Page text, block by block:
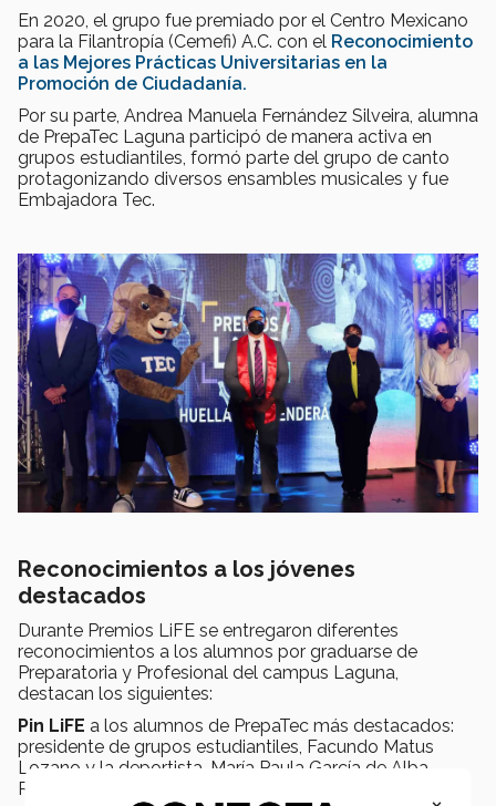
En 2020, el grupo fue premiado por el Centro Mexicano
para la Filantropía (Cemefi) A.C. con el Reconocimiento
a las Mejores Prácticas Universitarias en la
Promoción de Ciudadanía.
Por su parte, Andrea Manuela Fernández Silveira, alumna
de PrepaTec Laguna participó de manera activa en
grupos estudiantiles, formó parte del grupo de canto
protagonizando diversos ensambles musicales y fue
Embajadora Tec.
Reconocimientos a los jóvenes
destacados
Durante Premios LiFE se entregaron diferentes
reconocimientos a los alumnos por graduarse de
Preparatoria y Profesional del campus Laguna,
destacan los siguientes:
Pin LiFE a los alumnos de PrepaTec más destacados:
presidente de grupos estudiantiles, Facundo Matus
Lozano y la deportista, María Paula García de Alba
Rodríguez.